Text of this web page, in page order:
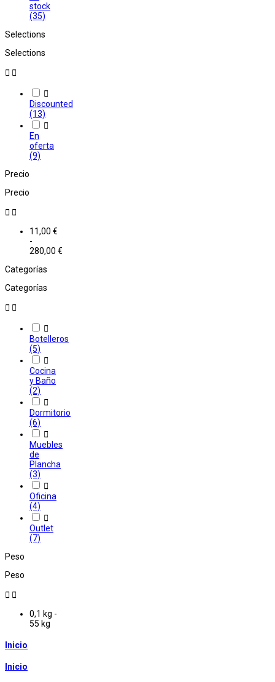
stock
(35)
Selections
Selections
 

Discounted
(13)

En
oferta
(9)
Precio
Precio
 
11,00 €
-
280,00 €
Categorías
Categorías
 

Botelleros
(5)

Cocina
y Baño
(2)

Dormitorio
(6)

Muebles
de
Plancha
(3)

Oficina
(4)

Outlet
(7)
Peso
Peso
 
0,1 kg -
55 kg
Inicio
Inicio